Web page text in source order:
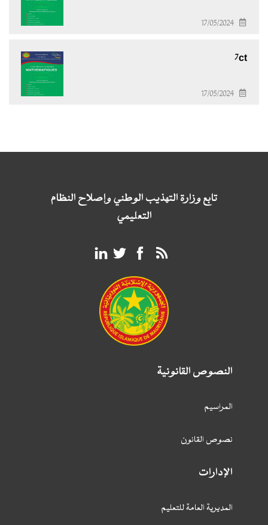
17/05/2024
7ct
17/05/2024
تابع وزارة التهذيب الوطني وإصلاح النظام
التعليمي
النصوص القانونية
المراسيم
نصوص القانون
الإدارات
المديرية العامة للتعليم